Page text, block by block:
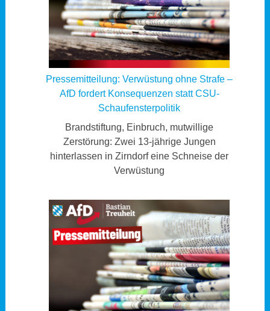
Pressemitteilung: Verwüstung ohne Strafe –
AfD fordert Konsequenzen statt CSU-
Schaufensterpolitik
Brandstiftung, Einbruch, mutwillige
Zerstörung: Zwei 13-jährige Jungen
hinterlassen in Zirndorf eine Schneise der
Verwüstung